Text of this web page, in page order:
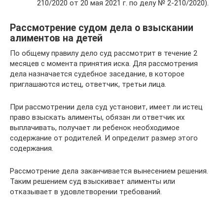
210/2020 от 20 мая 2021 г. по делу № 2-210/2020).
Рассмотрение судом дела о взыскании
алиментов на детей
По общему правилу дело суд рассмотрит в течение 2
месяцев с момента принятия иска. Для рассмотрения
дела назначается судебное заседание, в которое
приглашаются истец, ответчик, третьи лица.
При рассмотрении дела суд установит, имеет ли истец
право взыскать алименты, обязан ли ответчик их
выплачивать, получает ли ребенок необходимое
содержание от родителей. И определит размер этого
содержания.
Рассмотрение дела заканчивается вынесением решения.
Таким решением суд взыскивает алименты или
отказывает в удовлетворении требований.